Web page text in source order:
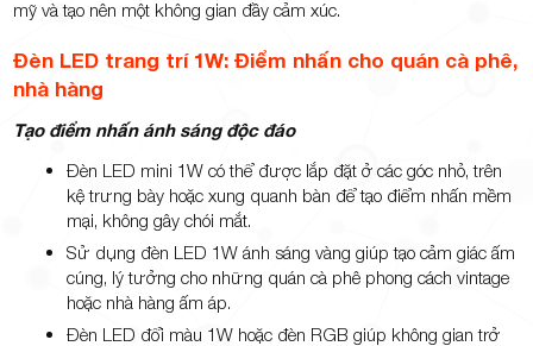
mỹ và tạo nên một không gian đầy cảm xúc.
Đèn LED trang trí 1W: Điểm nhấn cho quán cà phê,
nhà hàng
Tạo điểm nhấn ánh sáng độc đáo
Đèn LED mini 1W có thể được lắp đặt ở các góc nhỏ, trên
kệ trưng bày hoặc xung quanh bàn để tạo điểm nhấn mềm
mại, không gây chói mắt.
Sử dụng đèn LED 1W ánh sáng vàng giúp tạo cảm giác ấm
cúng, lý tưởng cho những quán cà phê phong cách vintage
hoặc nhà hàng ấm áp.
Đèn LED đổi màu 1W hoặc đèn RGB giúp không gian trở